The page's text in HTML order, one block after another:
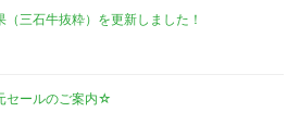
（三石牛抜粋）を更新しました！
セールのご案内☆